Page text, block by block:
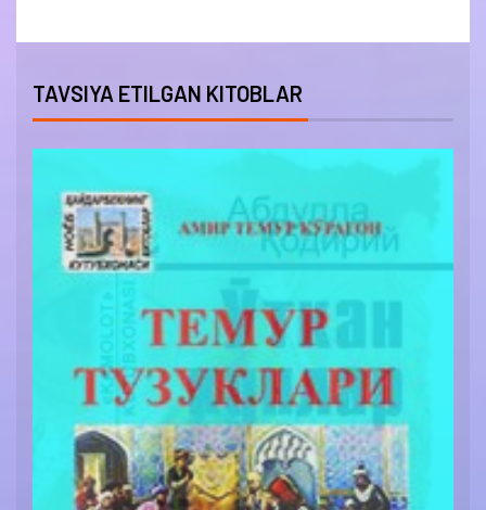
TAVSIYA ETILGAN KITOBLAR